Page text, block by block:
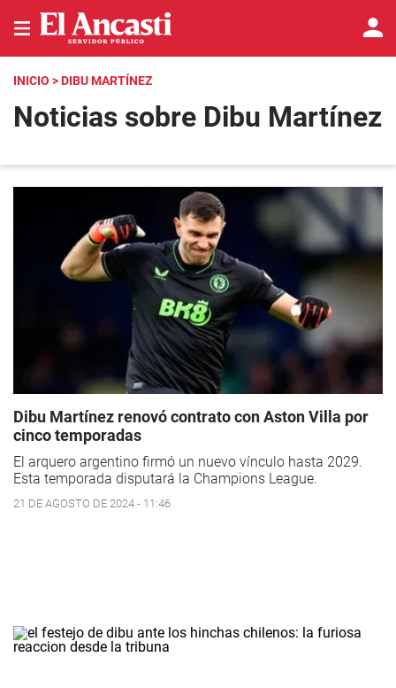
INICIO > DIBU MARTÍNEZ
Noticias sobre Dibu Martínez
Dibu Martínez renovó contrato con Aston Villa por
cinco temporadas
El arquero argentino firmó un nuevo vínculo hasta 2029.
Esta temporada disputará la Champions League.
21 DE AGOSTO DE 2024 - 11:46